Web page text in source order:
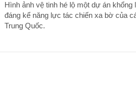
Hình ảnh vệ tinh hé lộ một dự án
đáng kể năng lực tác chiến xa bờ của
Trung Quốc.